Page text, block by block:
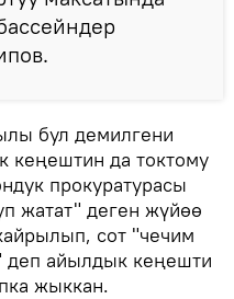
бул демилгени
кеңештин да токтому
прокуратурасы
жатат" деген жүйөө
сот "чечим
деп айылдык кеңешти
жыккан.